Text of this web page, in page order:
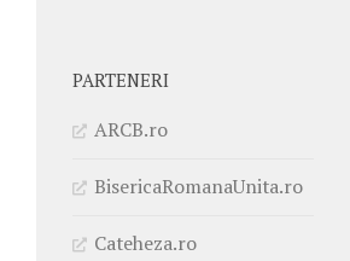
PARTENERI
ARCB.ro
BisericaRomanaUnita.ro
Cateheza.ro